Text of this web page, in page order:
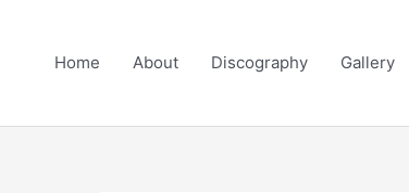
contentHome About Discography Gallery